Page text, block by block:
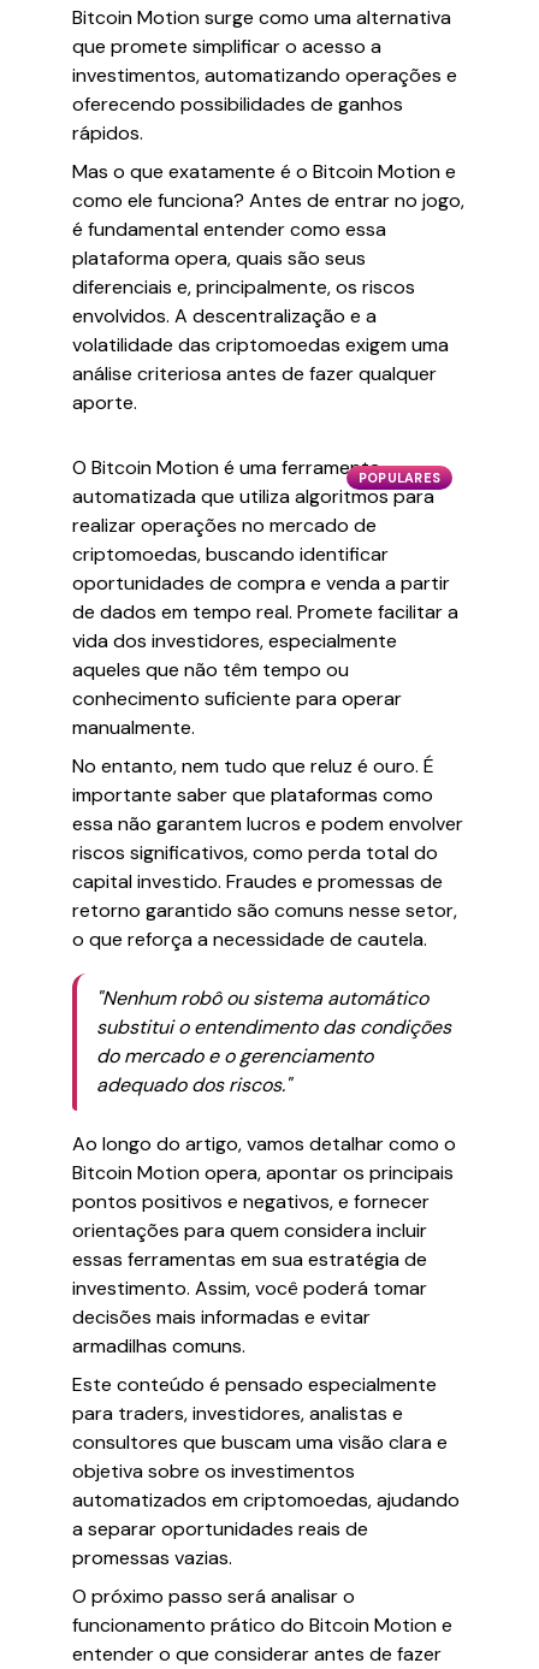
Bitcoin Motion surge como uma alternativa
que promete simplificar o acesso a
investimentos, automatizando operações e
oferecendo possibilidades de ganhos
rápidos.
Mas o que exatamente é o Bitcoin Motion e
como ele funciona? Antes de entrar no jogo,
é fundamental entender como essa
plataforma opera, quais são seus
diferenciais e, principalmente, os riscos
envolvidos. A descentralização e a
volatilidade das criptomoedas exigem uma
análise criteriosa antes de fazer qualquer
aporte.
POPULARES
O Bitcoin Motion é uma ferramenta
automatizada que utiliza algoritmos para
realizar operações no mercado de
criptomoedas, buscando identificar
oportunidades de compra e venda a partir
de dados em tempo real. Promete facilitar a
vida dos investidores, especialmente
aqueles que não têm tempo ou
conhecimento suficiente para operar
manualmente.
No entanto, nem tudo que reluz é ouro. É
importante saber que plataformas como
essa não garantem lucros e podem envolver
riscos significativos, como perda total do
capital investido. Fraudes e promessas de
retorno garantido são comuns nesse setor,
o que reforça a necessidade de cautela.
"Nenhum robô ou sistema automático
substitui o entendimento das condições
do mercado e o gerenciamento
adequado dos riscos."
Ao longo do artigo, vamos detalhar como o
Bitcoin Motion opera, apontar os principais
pontos positivos e negativos, e fornecer
orientações para quem considera incluir
essas ferramentas em sua estratégia de
investimento. Assim, você poderá tomar
decisões mais informadas e evitar
armadilhas comuns.
Este conteúdo é pensado especialmente
para traders, investidores, analistas e
consultores que buscam uma visão clara e
objetiva sobre os investimentos
automatizados em criptomoedas, ajudando
a separar oportunidades reais de
promessas vazias.
O próximo passo será analisar o
funcionamento prático do Bitcoin Motion e
entender o que considerar antes de fazer